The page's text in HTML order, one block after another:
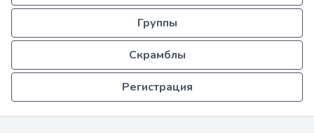
Группы
Скрамблы
Регистрация